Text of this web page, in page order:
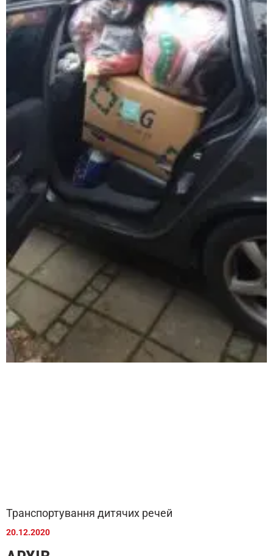
Транспортування дитячих речей
20.12.2020